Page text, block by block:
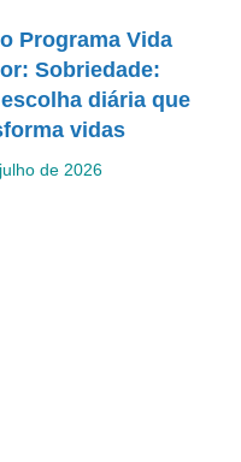
Programa Vida
Sobriedade:
diária que
vidas
de 2026